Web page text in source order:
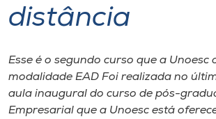
Portal de Ensino
A
distância
Esse é o segundo curso que a Unoesc
modalidade EAD Foi realizada no
aula inaugural do curso de pós-
Empresarial que a Unoesc está